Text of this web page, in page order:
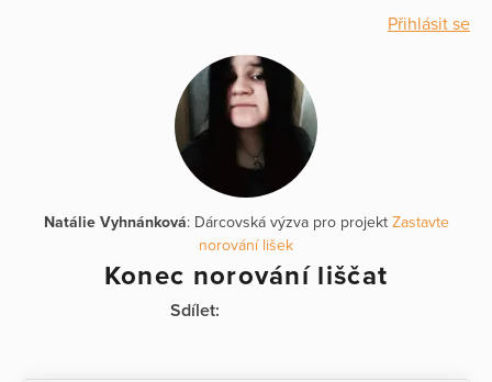
Přihlásit se
Natálie Vyhnánková: Dárcovská výzva pro projekt Zastavte
norování lišek
Konec norování liščat
Sdílet: